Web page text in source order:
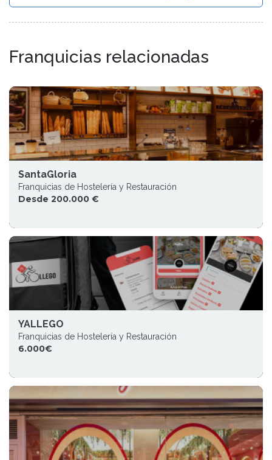
Franquicias relacionadas
SantaGloria
Franquicias de Hostelería y Restauración
Desde 200.000 €
YALLEGO
Franquicias de Hostelería y Restauración
6.000€